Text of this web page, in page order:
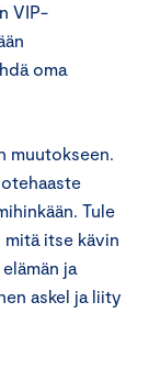
VIP-
oma
muutokseen.
Tule
itse kävin
ja
askel ja liity